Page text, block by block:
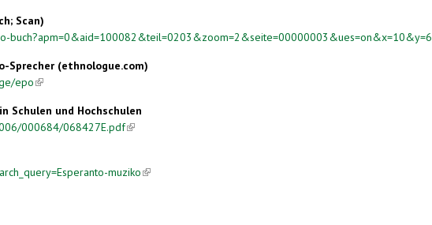
Scan)
buch?apm=0&aid=100082&teil=0203&zoom=2&seite=00000003&ues=on&x=10&y=6
Sprecher (ethnologue.com)
epo(link is external)
Schulen und Hochschulen
000684/068427E.pdf(link is external)
muziko(link is external)